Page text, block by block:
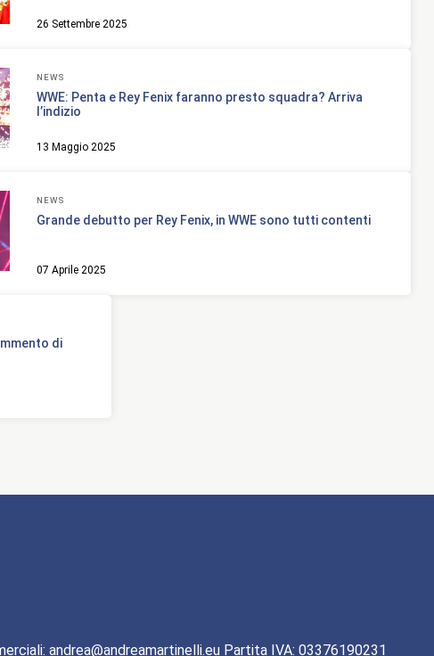
26 Settembre 2025
NEWS
WWE: Penta e Rey Fenix faranno presto squadra? Arriva
l’indizio
13 Maggio 2025
NEWS
Grande debutto per Rey Fenix, in WWE sono tutti contenti
07 Aprile 2025
di
andrea@andreamartinelli.eu Partita IVA: 03376190231